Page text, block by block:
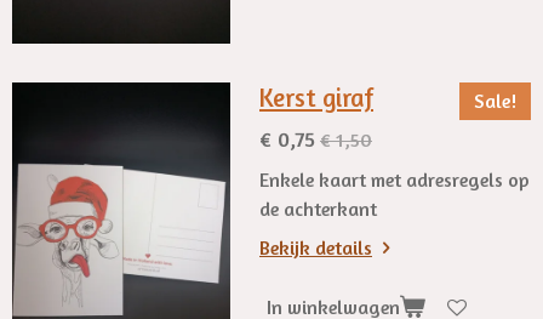
Sale!
Kerst giraf
€ 0,75 € 1,50
Enkele kaart met adresregels op
de achterkant
Bekijk details
In winkelwagen